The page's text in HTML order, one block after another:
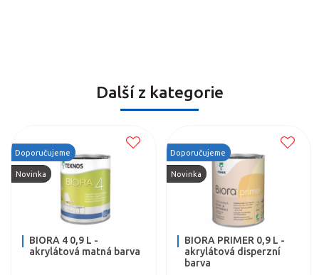
Další z kategorie
BIORA 4 0,9 L -
akrylátová matná barva
Doporučujeme
Novinka
BIORA PRIMER 0,9 L -
akrylátová disperzní
barva
Doporučujeme
Novinka